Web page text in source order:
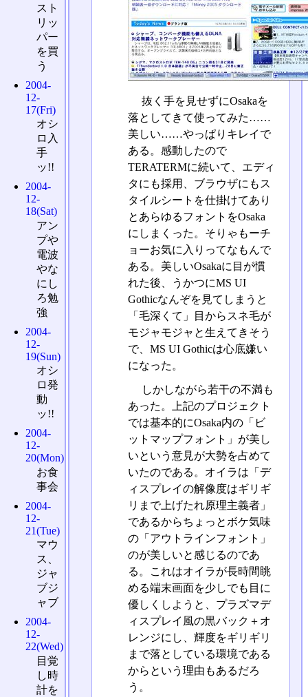
抜く手を見せずにOsakaを
落としてきて使ってみた……
美しい……やっぱりキレイで
ある。感動したので
TERATERMに続いて、エディ
タにも採用、ブラウザにもス
タイルシートを仕掛けてあり
とあらゆるフォントをOsaka
にしまくった。そりゃもーチ
ョーお気に入りってなもんで
ある。美しいOsakaに目が慣
れた後、うかつにMS UI
Gothicなんぞを見てしまうと
「毛深くて」目からスネ毛が
モジャモジャと生えてきそう
で、MS UI Gothicは心底嫌い
になった。
しかしながら若干の不満も
あった。上記のプロジェクト
では基本的にOsaka内の「ビ
ットマップフォント」が美し
いという意見が大勢を占めて
いたのである。オイラは「デ
ィスプレイの解像度はギリギ
リまで上げたれ原理主義者」
であるからちょっとボケ気味
の「アウトラインフォント」
のが美しいと感じるのであ
る。これはオイラが長時間眺
める端末画面を少しでも目に
優しくしようと、プラズマデ
ィスプレイ風の黒バック＋オ
レンジにし、輝度をギリギリ
まで落としている環境である
からという理由もあるだろ
う。
スト
リッ
パー
を買
う
2004-
12-
17(Fri)
オシ
ロ入
手
ッ!!
2004-
12-
18(Sat)
アン
プや
電波
やな
にし
ろ勉
強
2004-
12-
19(Sun)
オシ
ロ発
動
ッ!!
2004-
12-
20(Mon)
お食
事会
2004-
12-
21(Tue)
マウ
ス、
ジャ
ブジ
ャブ
2004-
12-
22(Wed)
目覚
し時
計を